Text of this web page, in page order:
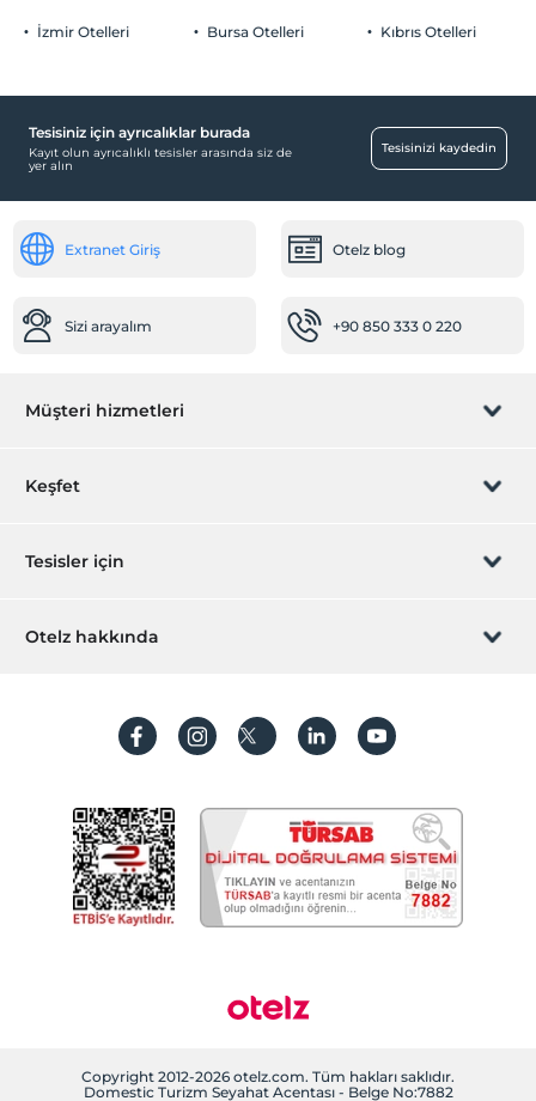
Aktiviteler
Restoranda bebek sandalyesi
Temizlik Hizmetleri
Öne Çıkan Özellikler
Deniz manzarası
Romantizm/Balayı
Özel sigara içilen alan
İzmir Otelleri Bursa Otelleri Kıbrıs Otelleri
Tesisiniz için ayrıcalıklar burada
Kayıt olun ayrıcalıklı tesisler arasında siz de
yer alın
Tesisinizi kaydedin
Extranet Giriş Otelz blog
Sizi arayalım +90 850 333 0 220
Müşteri hizmetleri
Rezervasyon yönet
Sıkça sorulan sorular
İşlem rehberi
Keşfet
Hediye Kart
Hesap oluştur
Tesisler için
Hemen tesisinizi ekleyin
Otelz hakkında
Koşullar ve şartlar
Aydınlatma metni
Çerez politikamız
Copyright 2012-2026 otelz.com. Tüm hakları saklıdır.
Domestic Turizm Seyahat Acentası - Belge No:7882